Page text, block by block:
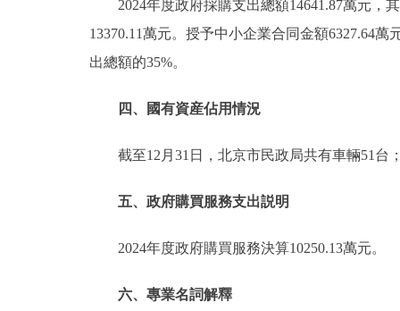
2024年度政府採購支出總額14641.87萬元，
13370.11萬元。授予中小企業合同金額6327.64
出總額的35%。
四、國有資産佔用情況
截至12月31日，北京市民政局共有車輛51台
五、政府購買服務支出説明
2024年度政府購買服務決算10250.13萬元。
六、專業名詞解釋